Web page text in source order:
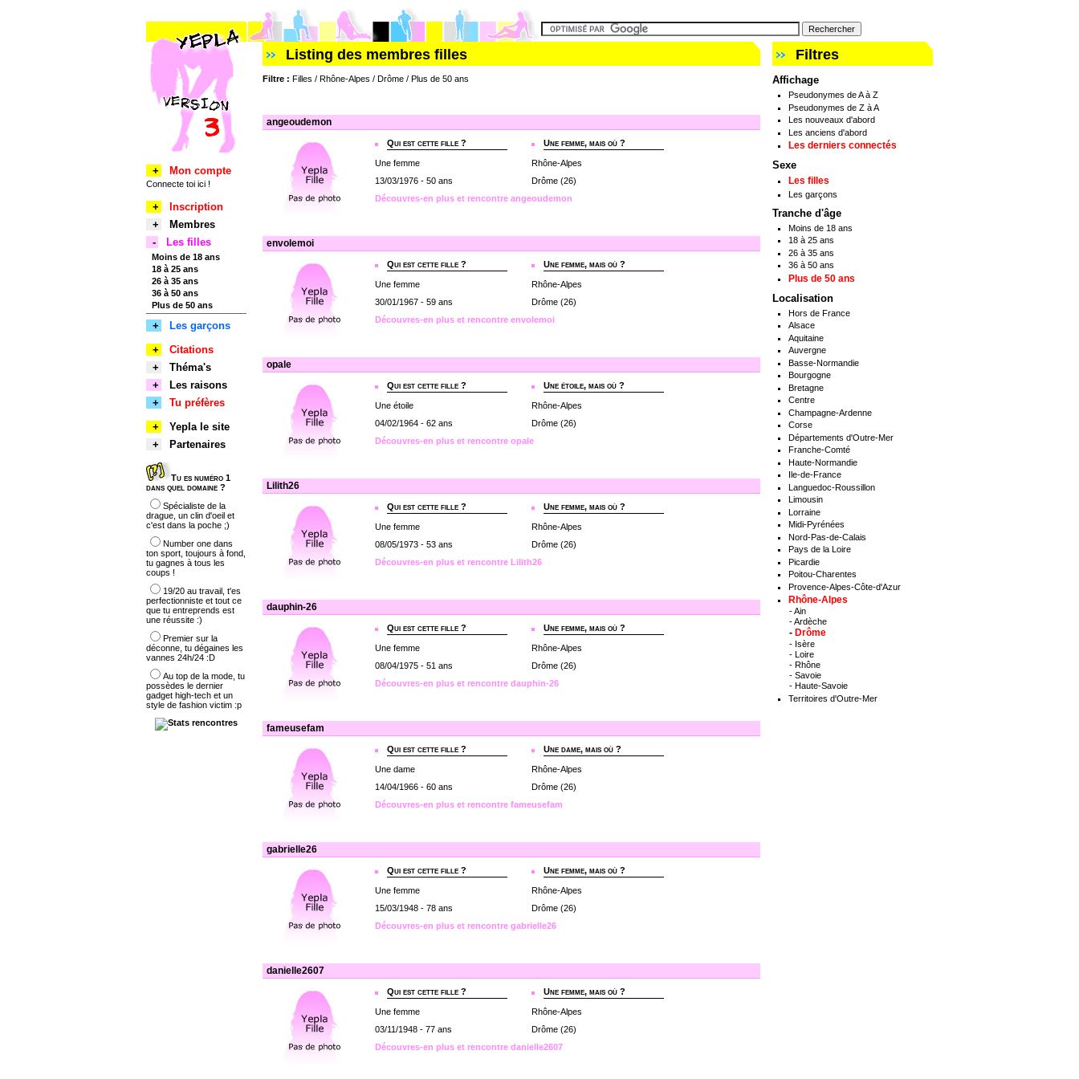
Listing des membres filles
Filtre : Filles / Rhône-Alpes / Drôme / Plus de 50 ans
angeoudemon
Qui est cette fille ?
Une femme
13/03/1976 - 50 ans
Une femme, mais où ?
Rhône-Alpes
Drôme (26)
Découvres-en plus et rencontre angeoudemon
envolemoi
Qui est cette fille ?
Une femme
30/01/1967 - 59 ans
Une femme, mais où ?
Rhône-Alpes
Drôme (26)
Découvres-en plus et rencontre envolemoi
opale
Qui est cette fille ?
Une étoile
04/02/1964 - 62 ans
Une étoile, mais où ?
Rhône-Alpes
Drôme (26)
Découvres-en plus et rencontre opale
Lilith26
Qui est cette fille ?
Une femme
08/05/1973 - 53 ans
Une femme, mais où ?
Rhône-Alpes
Drôme (26)
Découvres-en plus et rencontre Lilith26
dauphin-26
Qui est cette fille ?
Une femme
08/04/1975 - 51 ans
Une femme, mais où ?
Rhône-Alpes
Drôme (26)
Découvres-en plus et rencontre dauphin-26
fameusefam
Qui est cette fille ?
Une dame
14/04/1966 - 60 ans
Une dame, mais où ?
Rhône-Alpes
Drôme (26)
Découvres-en plus et rencontre fameusefam
gabrielle26
Qui est cette fille ?
Une femme
15/03/1948 - 78 ans
Une femme, mais où ?
Rhône-Alpes
Drôme (26)
Découvres-en plus et rencontre gabrielle26
danielle2607
Qui est cette fille ?
Une femme
03/11/1948 - 77 ans
Une femme, mais où ?
Rhône-Alpes
Drôme (26)
Découvres-en plus et rencontre danielle2607
Filtres
Affichage
Pseudonymes de A à Z
Pseudonymes de Z à A
Les nouveaux d'abord
Les anciens d'abord
Les derniers connectés
Sexe
Les filles
Les garçons
Tranche d'âge
Moins de 18 ans
18 à 25 ans
26 à 35 ans
36 à 50 ans
Plus de 50 ans
Localisation
Hors de France
Alsace
Aquitaine
Auvergne
Basse-Normandie
Bourgogne
Bretagne
Centre
Champagne-Ardenne
Corse
Départements d'Outre-Mer
Franche-Comté
Haute-Normandie
Ile-de-France
Languedoc-Roussillon
Limousin
Lorraine
Midi-Pyrénées
Nord-Pas-de-Calais
Pays de la Loire
Picardie
Poitou-Charentes
Provence-Alpes-Côte-d'Azur
Rhône-Alpes
-Ain
-Ardèche
- Drôme
- Isère
- Loire
- Rhône
- Savoie
- Haute-Savoie
Territoires d'Outre-Mer
+ Mon compte
Connecte toi ici !
+
Inscription
+
Membres
-
Les filles
Moins de 18 ans
18 à 25 ans
26 à 35 ans
36 à 50 ans
Plus de 50 ans
+
Les garçons
+
Citations
+
Théma's
+
Les raisons
+
Tu préfères
+
Yepla le site
+
Partenaires
Tu es numéro 1
dans quel domaine ?
Spécialiste de la
drague, un clin d'oeil et
c'est dans la poche ;)
Number one dans
ton sport, toujours à fond,
tu gagnes à tous les
coups !
19/20 au travail, t'es
perfectionniste et tout ce
que tu entreprends est
une réussite :)
Premier sur la
déconne, tu dégaines les
vannes 24h/24 :D
Au top de la mode, tu
possèdes le dernier
gadget high-tech et un
style de fashion victim :p